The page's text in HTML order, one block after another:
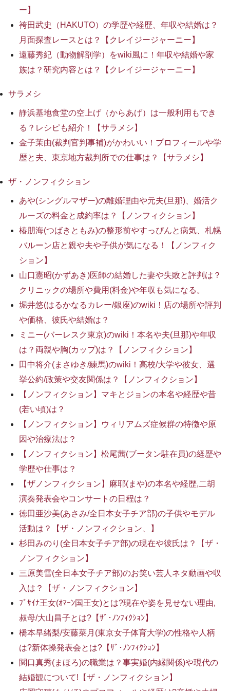
ー】
袴田武史（HAKUTO）の学歴や経歴、年収や結婚は？
月面探査レースとは？【クレイジージャーニー】
遠藤秀紀（動物解剖学）をwiki風に！年収や結婚や家
族は？研究内容とは？【クレイジージャーニー】
サラメシ
静浜基地食堂の空上げ（からあげ）は一般利用もでき
る？レシピも紹介！【サラメシ】
金子茉由(裁判官判事補)がかわいい！プロフィールや学
歴と夫、東京地方裁判所での仕事は？【サラメシ】
ザ・ノンフィクション
あや(シングルマザー)の離婚理由や元夫(旦那)、婚活ク
ルーズの料金と成約率は？【ノンフィクション】
椿朋海(つばきともみ)の整形前やすっぴんと病気、札幌
バルーン店と親や夫や子供が気になる！【ノンフィク
ション】
山口憲昭(かずあき)医師の結婚した妻や失敗と評判は？
クリニックの場所や費用(料金)や年収も気になる。
堀井悠(はるかなるカレー/銀座)のwiki！店の場所や評判
や価格、彼氏や結婚は？
ミニー(バーレスク東京)のwiki！本名や夫(旦那)や年収
は？両親や胸(カップ)は？【ノンフィクション】
田中将介(まさゆき/練馬)のwiki！高校/大学や彼女、選
挙公約/政策や交友関係は？【ノンフィクション】
【ノンフィクション】マキとジョンの本名や経歴や昔
(若い頃)は？
【ノンフィクション】ウィリアムズ症候群の特徴や原
因や治療法は？
【ノンフィクション】松尾茜(ブータン駐在員)の経歴や
学歴や仕事は？
【ザノンフィクション】麻耶(まや)の本名や経歴,二胡
演奏発表会やコンサートの日程は？
徳田亜沙美(あさみ/全日本女子チア部)の子供やモデル
活動は？【ザ・ノンフィクション、】
杉田みのり(全日本女子チア部)の現在や彼氏は？【ザ・
ノンフィクション】
三原美雪(全日本女子チア部)のお笑い芸人ネタ動画や収
入は？【ザ・ノンフィクション】
ﾌﾞｻｲﾅ王女(ｵﾏｰﾝ国王女)とは?現在や姿を見せない理由,
叔母/大山昌子とは?【ｻﾞ･ﾉﾝﾌｨｸｼｮﾝ】
橋本早緒梨/安藤菜月(東京女子体育大学)の性格や人柄
は?新体操発表会とは?【ｻﾞ･ﾉﾝﾌｨｸｼｮﾝ】
関口真秀(まほろ)の職業は？事実婚(内縁関係)や現代の
結婚観について!【ザ・ノンフィクション】